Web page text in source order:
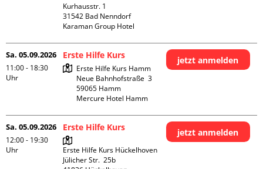
Kurhausstr. 1
31542 Bad Nenndorf
Karaman Group Hotel
Sa. 05.09.2026
11:00 - 18:30
Uhr
Erste Hilfe Kurs
Erste Hilfe Kurs Hamm
Neue Bahnhofstraße  3
59065 Hamm
Mercure Hotel Hamm
jetzt anmelden
Sa. 05.09.2026
12:00 - 19:30
Uhr
Erste Hilfe Kurs
Erste Hilfe Kurs Hückelhoven
Jülicher Str.  25b
jetzt anmelden